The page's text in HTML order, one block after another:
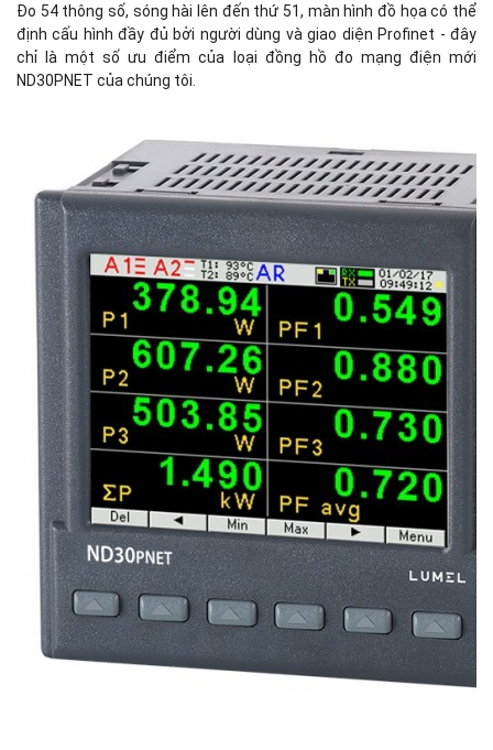
Đo 54 thông số, sóng hài lên đến thứ 51, màn hình đồ họa có thể
định cấu hình đầy đủ bởi người dùng và giao diện Profinet - đây
chỉ là một số ưu điểm của loại đồng hồ đo mạng điện mới
ND30PNET của chúng tôi.